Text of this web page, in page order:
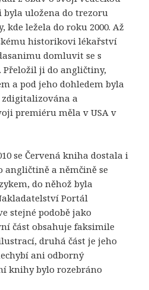
byla uložena do trezoru
kde ležela do roku 2000. Až
historikovi lékařství
domluvit se s
Přeložil ji do angličtiny,
a pod jeho dohledem byla
a
premiéru měla v USA v
se Červená kniha dostala i
angličtině a němčině se
do něhož byla
Portál
stejné podobě jako
část obsahuje faksimile
druhá část je jeho
ani odborný
knihy bylo rozebráno